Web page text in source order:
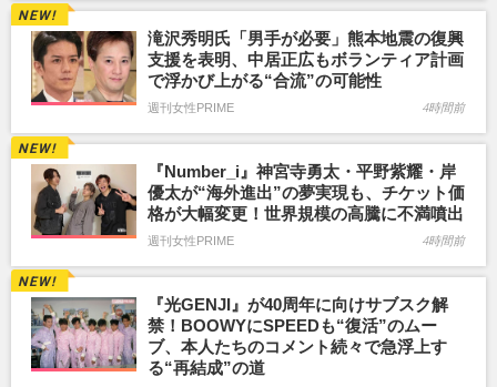
滝沢秀明氏「男手が必要」熊本地震の復興
支援を表明、中居正広もボランティア計画
で浮かび上がる“合流”の可能性
週刊女性PRIME 4時間前
『Number_i』神宮寺勇太・平野紫耀・岸
優太が“海外進出”の夢実現も、チケット価
格が大幅変更！世界規模の高騰に不満噴出
週刊女性PRIME 4時間前
『光GENJI』が40周年に向けサブスク解
禁！BOOWYにSPEEDも“復活”のムー
ブ、本人たちのコメント続々で急浮上す
る“再結成”の道